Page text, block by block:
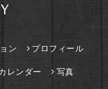
ン プロフィール
レンダー 写真